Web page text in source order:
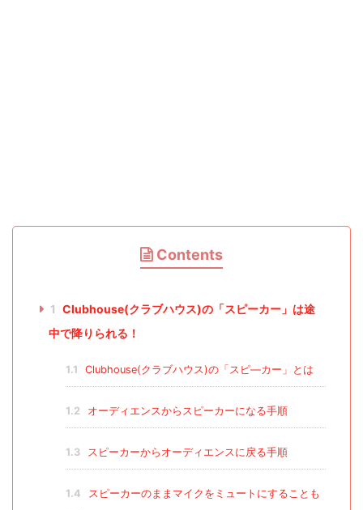
Contents
1 Clubhouse(クラブハウス)の「スピーカー」は途
中で降りられる！
1.1 Clubhouse(クラブハウス)の「スピ―カー」とは
1.2 オーディエンスからスピーカーになる手順
1.3 スピーカーからオーディエンスに戻る手順
1.4
スピーカーのままマイクをミュートにすることも